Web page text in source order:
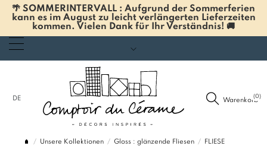
🌴 SOMMERINTERVALL : Aufgrund der Sommerferien
kann es im August zu leicht verlängerten Lieferzeiten
kommen. Vielen Dank für Ihr Verständnis! 🚚
DE Warenkorb
(0)
Unsere Kollektionen Gloss : glänzende Fliesen
FLIESE